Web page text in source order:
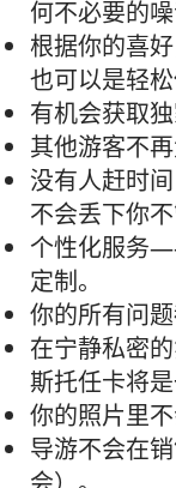
何不必要的噪
根据你的喜
也可以是轻松
有机会获取独
其他游客不
没有人赶时
不会丢下你不
个性化服务
定制。
你的所有问题
在宁静私密
斯托任卡将是
你的照片里不
导游不会在